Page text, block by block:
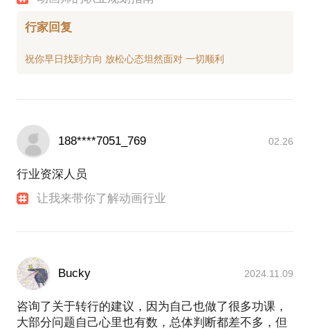
决方案
注:随着技术的发展和硬件种类增多以及价格的下降,
交流。
我希望用在AnimationMentor学习过的专业动画知识和
行家回复
188****7051_769 02.26
行业资深人员
让我来带你了解动画行业
Bucky 2024.11.09
咨询了关于转行的建议，因为自己也做了很多功课，
大部分问题自己心里也有数，总体判断都差不多，但